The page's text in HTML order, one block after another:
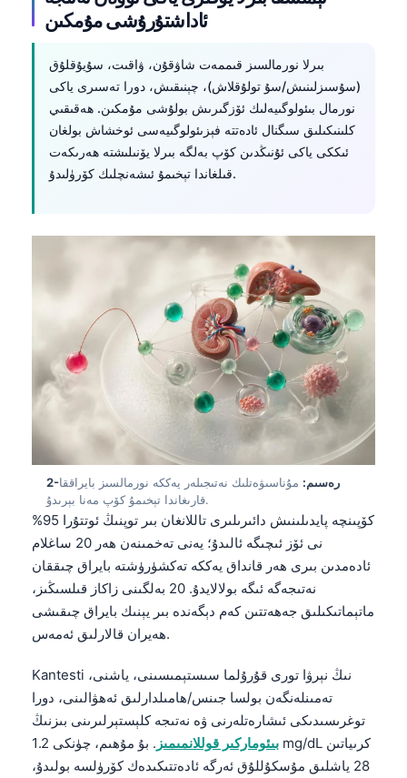
ئاداشتۇرۇشى مۇمكىن
بىرلا نورمالسىز قىممەت شاۋقۇن، ۋاقىت، سۇيۇقلۇق
(سۇسىزلىنىش/سۇ تولۇقلاش)، چېنىقىش، دورا تەسىرى ياكى
نورمال بىئولوگىيەلىك ئۆزگىرىش بولۇشى مۇمكىن. ھەقىقىي
كلىنىكىلىق سىگنال ئادەتتە فېزىئولوگىيەسى ئوخشاش بولغان
ئىككى ياكى ئۇنىڭدىن كۆپ بەلگە بىرلا يۆنىلىشتە ھەرىكەت
قىلغاندا تېخىمۇ ئىشەنچلىك كۆرۈلىدۇ.
2-رەسىم: مۇناسىۋەتلىك نەتىجىلەر يەككە نورمالسىز بايراققا
قارىغاندا تېخىمۇ كۆپ مەنا بېرىدۇ.
كۆپىنچە پايدىلىنىش دائىرىلىرى تاللانغان بىر توپنىڭ ئوتتۇرا 95%
نى ئۆز ئىچىگە ئالىدۇ؛ يەنى تەخمىنەن ھەر 20 ساغلام
ئادەمدىن بىرى ھەر قانداق يەككە تەكشۈرۈشتە بايراق چىققان
نەتىجەگە ئىگە بولالايدۇ. 20 بەلگىنى زاكاز قىلسىڭىز،
ماتېماتىكىلىق جەھەتتىن كەم دېگەندە بىر يېنىك بايراق چىقىشى
ھەيران قالارلىق ئەمەس.
Kantesti نىڭ نېرۋا تورى قۇرۇلما سىستېمىسىنى، ياشنى،
تەمىنلەنگەن بولسا جىنس/ھامىلدارلىق ئەھۋالىنى، دورا
توغرىسىدىكى ئىشارەتلەرنى ۋە نەتىجە كلېستېرلىرىنى بىزنىڭ
بىئوماركىر قوللانمىمىز
. بۇ مۇھىم، چۈنكى 1.2 mg/dL كرىياتىن
28 ياشلىق مۇسكۇللۇق ئەرگە ئادەتتىكىدەك كۆرۈلسە بولىدۇ،